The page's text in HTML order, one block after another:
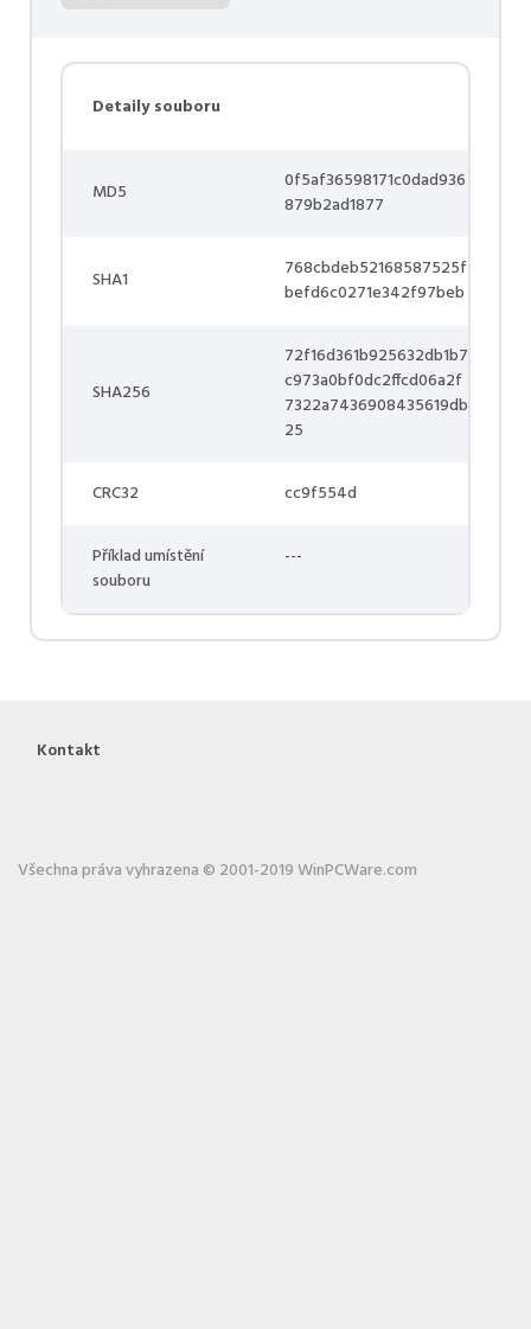
Detaily souboru
MD5
0f5af36598171c0dad936
879b2ad1877
SHA1
768cbdeb52168587525f
befd6c0271e342f97beb
SHA256
72f16d361b925632db1b7
c973a0bf0dc2ffcd06a2f
7322a7436908435619db
25
CRC32 cc9f554d
Příklad umístění
souboru
---
Kontakt
Všechna práva vyhrazena © 2001-2019 WinPCWare.com